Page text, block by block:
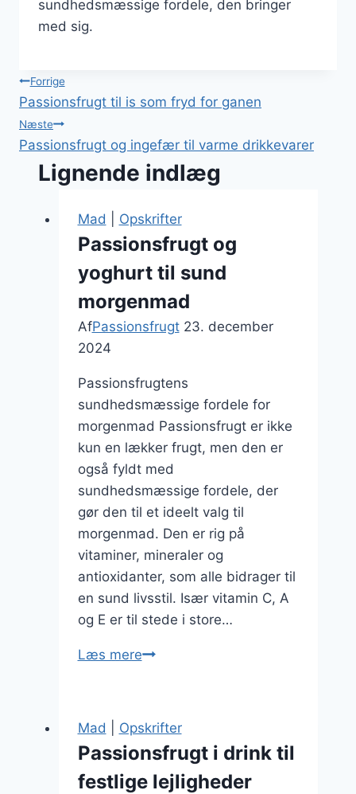
sundhedsmæssige fordele, den bringer
med sig.
Indlægsnavigation
Forrige
Passionsfrugt til is som fryd for ganen
Næste
Passionsfrugt og ingefær til varme drikkevarer
Lignende indlæg
Mad Opskrifter
Passionsfrugt og
yoghurt til sund
morgenmad
AfPassionsfrugt 23. december
2024
Passionsfrugtens
sundhedsmæssige fordele for
morgenmad Passionsfrugt er ikke
kun en lækker frugt, men den er
også fyldt med
sundhedsmæssige fordele, der
gør den til et ideelt valg til
morgenmad. Den er rig på
vitaminer, mineraler og
antioxidanter, som alle bidrager til
en sund livsstil. Især vitamin C, A
og E er til stede i store…
Læs merePassionsfrugt
sund
morgenmad
Mad Opskrifter
Passionsfrugt i drink til
festlige lejligheder